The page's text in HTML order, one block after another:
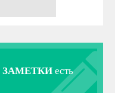
ЗАМЕТКИ есть